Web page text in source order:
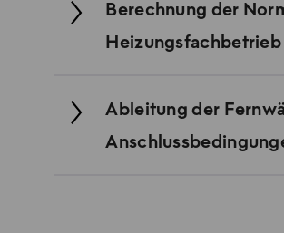
Berechnung der
Ableitung der